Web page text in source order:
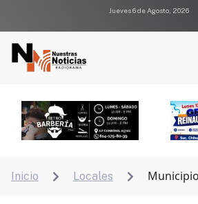
Jueves 6 de Agosto, 2026
Inicio  Locales 